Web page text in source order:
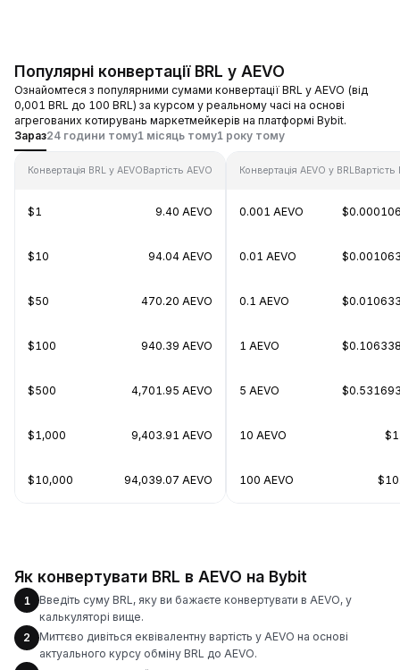
Популярні конвертації BRL у AEVO
Ознайомтеся з популярними сумами конвертації BRL у AEVO (від
0,001 BRL до 100 BRL) за курсом у реальному часі на основі
агрегованих котирувань маркетмейкерів на платформі Bybit.
Зараз24 години тому1 місяць тому1 року тому
Конвертація BRL у AEVOВартість AEVO
$1 9.40 AEVO
$10 94.04 AEVO
$50 470.20 AEVO
$100 940.39 AEVO
$500 4,701.95 AEVO
$1,000 9,403.91 AEVO
$10,000 94,039.07 AEVO
Конвертація AEVO у BRLВартість
0.001 AEVO
0.01 AEVO
0.1 AEVO
1 AEVO
5 AEVO
10 AEVO
100 AEVO
Як конвертувати BRL в AEVO на Bybit
1
Введіть суму BRL, яку ви бажаєте конвертувати в AEVO, у
калькуляторі вище.
2
Миттєво дивіться еквівалентну вартість у AEVO на основі
актуального курсу обміну BRL до AEVO.